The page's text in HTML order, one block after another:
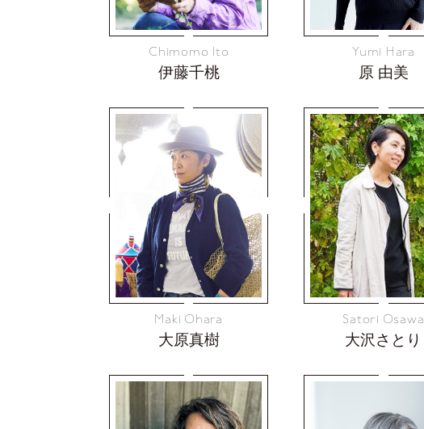
Chimomo Ito
伊藤千桃
Yumi Hara
原 由美
Maki Ohara
大原真樹
Satori Osawa
大沢さとり